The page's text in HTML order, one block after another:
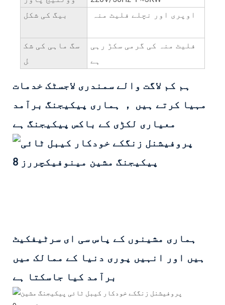
بیگ کی شکل
اوپری اور نچلے فلیٹ منہ
سگ ماہی کی شک
ل
فلیٹ منہ کی گرمی سکڑ رہی
ہے
ہم کم لاگت والے سمندری لاجسٹک خدمات
مہیا کرتے ہیں ， ہماری پیکیجنگ برآمد
معیاری لکڑی کے باکس پیکیجنگ ہے
ہماری مشینوں کے پاس سی ای سرٹیفکیٹ
ہیں اور انہیں پوری دنیا کے ممالک میں
برآمد کیا جاسکتا ہے